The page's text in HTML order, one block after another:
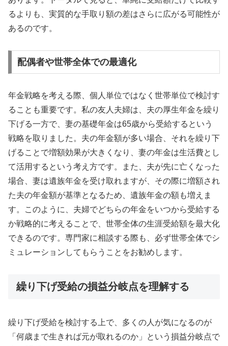
るよりも、実質的な手取り額の差はさらに広がる可能性が
あるのです。
配偶者や世帯全体での最適化
年金戦略を考える際、個人単位ではなく世帯単位で検討す
ることも重要です。私の友人夫婦は、夫の厚生年金を繰り
下げる一方で、妻の基礎年金は65歳から受給するという
戦略を取りました。夫の年金額が多い場合、それを繰り下
げることで増額効果が大きくなり、妻の年金は生活費とし
て活用するという考え方です。また、夫が先に亡くなった
場合、妻は遺族年金を受け取れますが、その際に増額され
た夫の年金額が基準となるため、遺族年金の額も増えま
す。このように、夫婦でどちらの年金をいつから受給する
か戦略的に考えることで、世帯全体の生涯受給額を最大化
できるのです。専門家に相談する際も、必ず世帯全体でシ
ミュレーションしてもらうことをお勧めします。
繰り下げ受給の損益分岐点を理解する
繰り下げ受給を検討する上で、多くの人が気になるのが
「何歳まで生きれば元が取れるのか」という損益分岐点で